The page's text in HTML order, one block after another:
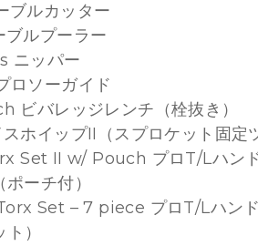
ルカッター
ルプーラー
ニッパー
ソーガイド
バレッジレンチ（栓抜き）
ホイップII（スプロケット固定
Set II w/ Pouch プロT/Lハン
ーチ付）
Set – 7 piece プロT/Lハン
）